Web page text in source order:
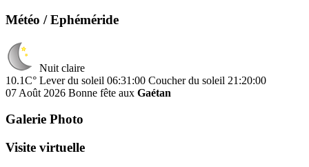
Météo / Ephéméride
Nuit claire
10.1C° Lever du soleil 06:31:00 Coucher du soleil 21:20:00
07 Août 2026 Bonne fête aux Gaétan
Galerie Photo
Visite virtuelle